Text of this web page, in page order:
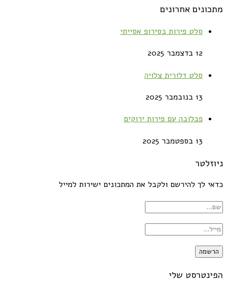
מתכונים אחרונים
סלט פירות בסירופ אסייתי
12 בדצמבר 2025
סלט דלורית צלויה
13 בנובמבר 2025
פבלובה עם פירות ירוקים
13 בספטמבר 2025
ניוזלטר
כדאי לך להירשם ולקבל את המתכונים ישירות למייל
הפינטרסט שלי